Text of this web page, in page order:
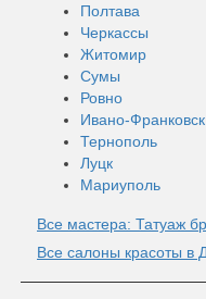
Полтава
Черкассы
Житомир
Сумы
Ровно
Ивано-Франковск
Тернополь
Луцк
Мариуполь
Все мастера: Татуаж
Все салоны красоты в